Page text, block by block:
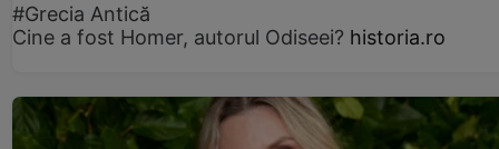
#Grecia Antică
Cine a fost Homer, autorul Odiseei? historia.ro